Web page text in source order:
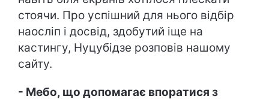
стоячи. Про успішний для нього відбір
наосліп і досвід, здобутий іще на
кастингу, Нуцубідзе розповів нашому
сайту.
- Мебо, що допомагає впоратися з